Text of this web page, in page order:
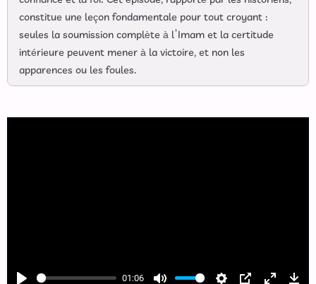
constitue une leçon fondamentale pour tout croyant :
seules la soumission complète à l’Imam et la certitude
intérieure peuvent mener à la victoire, et non les
apparences ou les foules.
01:06